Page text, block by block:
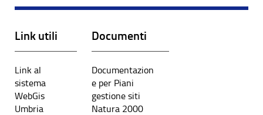
Link utili
Link al
sistema
WebGis
Umbria
Documenti
Documentazion
e per Piani
gestione siti
Natura 2000